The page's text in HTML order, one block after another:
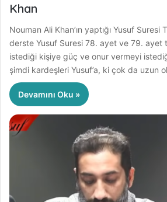
Khan
Nouman Ali Khan’ın yaptığı Yusuf Suresi
derste Yusuf Suresi 78. ayet ve 79. ayet
istediği kişiye güç ve onur vermeyi
şimdi kardeşleri Yusuf’a, ki çok da uzun
Devamını Oku »